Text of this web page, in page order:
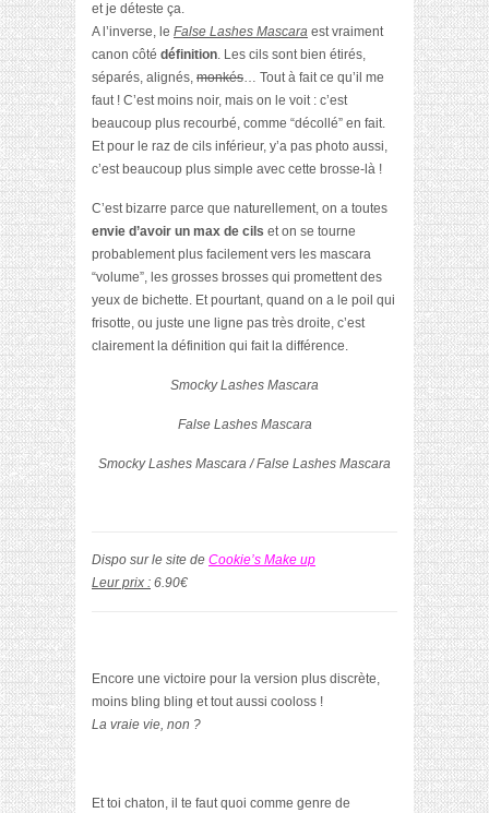
et je déteste ça.
A l’inverse, le False Lashes Mascara est vraiment
canon côté définition. Les cils sont bien étirés,
séparés, alignés, monkés… Tout à fait ce qu’il me
faut ! C’est moins noir, mais on le voit : c’est
beaucoup plus recourbé, comme “décollé” en fait.
Et pour le raz de cils inférieur, y’a pas photo aussi,
c’est beaucoup plus simple avec cette brosse-là !
C’est bizarre parce que naturellement, on a toutes
envie d’avoir un max de cils et on se tourne
probablement plus facilement vers les mascara
“volume”, les grosses brosses qui promettent des
yeux de bichette. Et pourtant, quand on a le poil qui
frisotte, ou juste une ligne pas très droite, c’est
clairement la définition qui fait la différence.
Smocky Lashes Mascara
False Lashes Mascara
Smocky Lashes Mascara / False Lashes Mascara
Dispo sur le site de Cookie’s Make up
Leur prix : 6.90€
Encore une victoire pour la version plus discrète,
moins bling bling et tout aussi cooloss !
La vraie vie, non ?
Et toi chaton, il te faut quoi comme genre de